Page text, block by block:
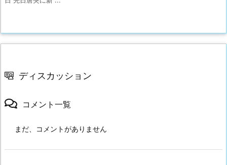
ディスカッション
コメント一覧
まだ、コメントがありません